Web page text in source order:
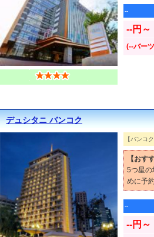
--
--円～
(--バー
デュシタニ バンコク
【バンコ
【おす
5つ星の
めに予
--
--円～